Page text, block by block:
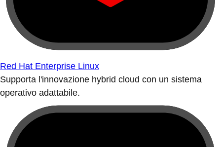
Red Hat Enterprise Linux
Supporta l'innovazione hybrid cloud con un sistema
operativo adattabile.